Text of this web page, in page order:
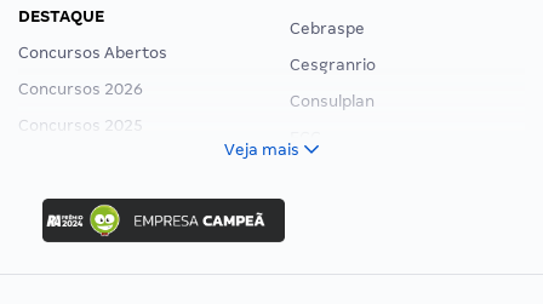
DESTAQUE
Concursos Abertos
Concursos 2026
Concursos 2025
Concurso Ibama
Concurso MPU
Editais publicados
Cebraspe
Cesgranrio
Consulplan
Veja mais